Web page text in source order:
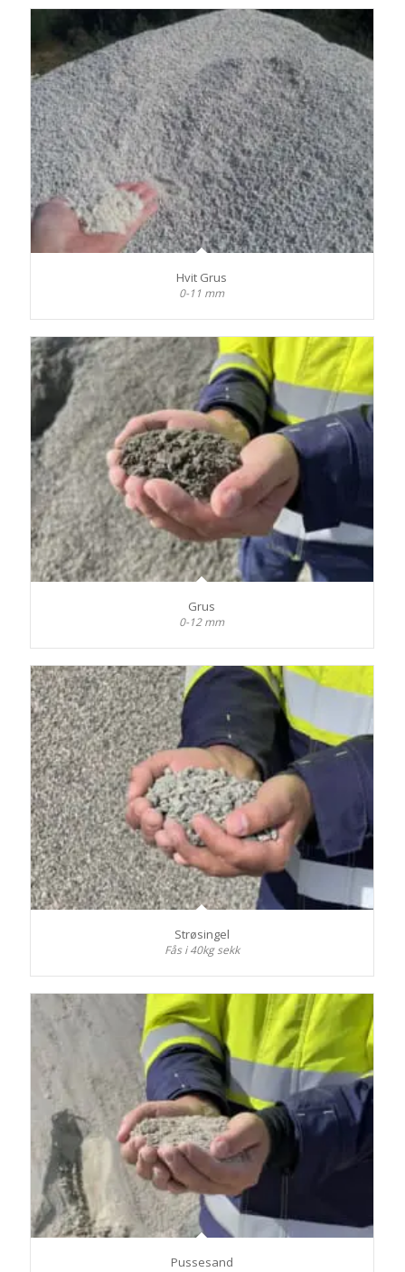
Hvit Grus
0-11 mm
Grus
0-12 mm
Strøsingel
Fås i 40kg sekk
Pussesand